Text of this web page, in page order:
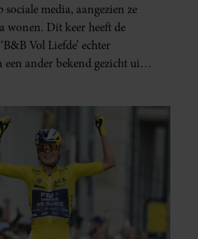
media, aangezien ze
wonen. Dit keer heeft de
Vol Liefde’ echter
een ander bekend gezicht uit